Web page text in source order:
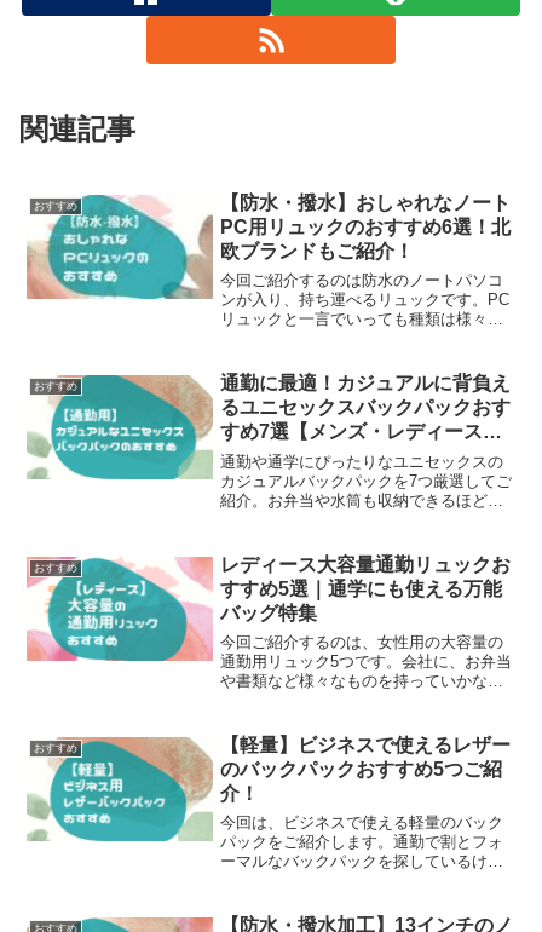
関連記事
おすすめ
【防水・撥水】おしゃれなノート
PC用リュックのおすすめ6選！北
欧ブランドもご紹介！
今回ご紹介するのは防水のノートパソコ
ンが入り、持ち運べるリュックです。PC
リュックと一言でいっても種類は様々で
と確認しましょうね。「あれ、自分のPC
のサイズが大きすぎてバッグに入らな
い！」なんてことにならないようにしま
しょうね！長く使うものなので、おしゃ
れなデザインで機能性がいいものが欲し
いですよね！
おすすめ
通勤に最適！カジュアルに背負え
るユニセックスバックパックおす
すめ7選【メンズ・レディース兼
用】
通勤や通学にぴったりなユニセックスの
カジュアルバックパックを7つ厳選してご
紹介。お弁当や水筒も収納できるほどよ
も使いやすいリュックを探している方に
おすすめです。
おすすめ
レディース大容量通勤リュックお
すすめ5選｜通学にも使える万能
バッグ特集
今回ご紹介するのは、女性用の大容量の
通勤用リュック5つです。会社に、お弁当
や書類など様々なものを持っていかなけ
していますか？あなたが使っているバッ
クは大きくて使いやすいものでしょう
か？
おすすめ
【軽量】ビジネスで使えるレザー
のバックパックおすすめ5つご紹
介！
今回は、ビジネスで使える軽量のバック
パックをご紹介します。通勤で割とフォ
ーマルなバックパックを探しているけ
今回は、1kgまたは1kgしないバックパッ
おすすめ
【防水・撥水加工】13インチのノ